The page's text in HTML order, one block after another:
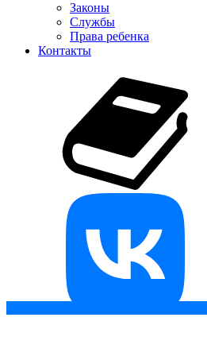
Законы
Службы
Права ребенка
Контакты